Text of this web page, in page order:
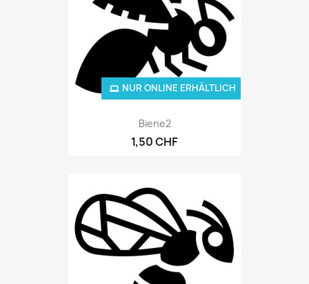
Biene2
1,50 CHF
NUR ONLINE ERHÄLTLICH